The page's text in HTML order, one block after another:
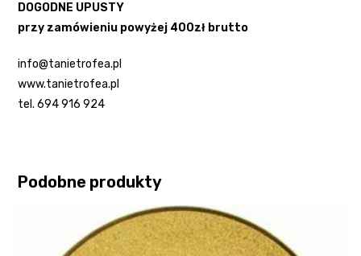
DOGODNE UPUSTY
przy zamówieniu powyżej 400zł brutto
info@tanietrofea.pl
www.tanietrofea.pl
tel. 694 916 924
Podobne produkty